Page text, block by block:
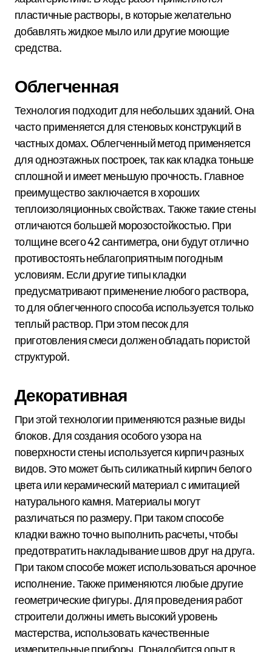
пластичные растворы, в которые желательно
добавлять жидкое мыло или другие моющие
средства.
Облегченная
Технология подходит для небольших зданий. Она
часто применяется для стеновых конструкций в
частных домах. Облегченный метод применяется
для одноэтажных построек, так как кладка тоньше
сплошной и имеет меньшую прочность. Главное
преимущество заключается в хороших
теплоизоляционных свойствах. Также такие стены
отличаются большей морозостойкостью. При
толщине всего 42 сантиметра, они будут отлично
противостоять неблагоприятным погодным
условиям. Если другие типы кладки
предусматривают применение любого раствора,
то для облегченного способа используется только
теплый раствор. При этом песок для
приготовления смеси должен обладать пористой
структурой.
Декоративная
При этой технологии применяются разные виды
блоков. Для создания особого узора на
поверхности стены используется кирпич разных
видов. Это может быть силикатный кирпич белого
цвета или керамический материал с имитацией
натурального камня. Материалы могут
различаться по размеру. При таком способе
кладки важно точно выполнить расчеты, чтобы
предотвратить накладывание швов друг на друга.
При таком способе может использоваться арочное
исполнение. Также применяются любые другие
геометрические фигуры. Для проведения работ
строители должны иметь высокий уровень
мастерства, использовать качественные